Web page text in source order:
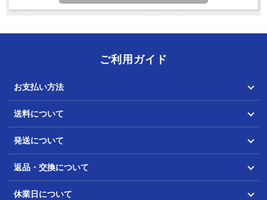
ご利用ガイド
お支払い方法
送料について
発送について
返品・交換について
休業日について